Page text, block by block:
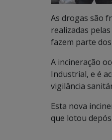
As drogas são
realizadas
fazem parte
A incineração
Industrial, e é
vigilância
Esta nova
que lotou